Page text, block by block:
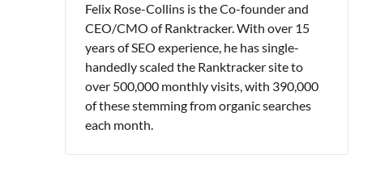
Felix Rose-Collins is the Co-founder and
CEO/CMO of Ranktracker. With over 15
years of SEO experience, he has single-
handedly scaled the Ranktracker site to
over 500,000 monthly visits, with 390,000
of these stemming from organic searches
each month.